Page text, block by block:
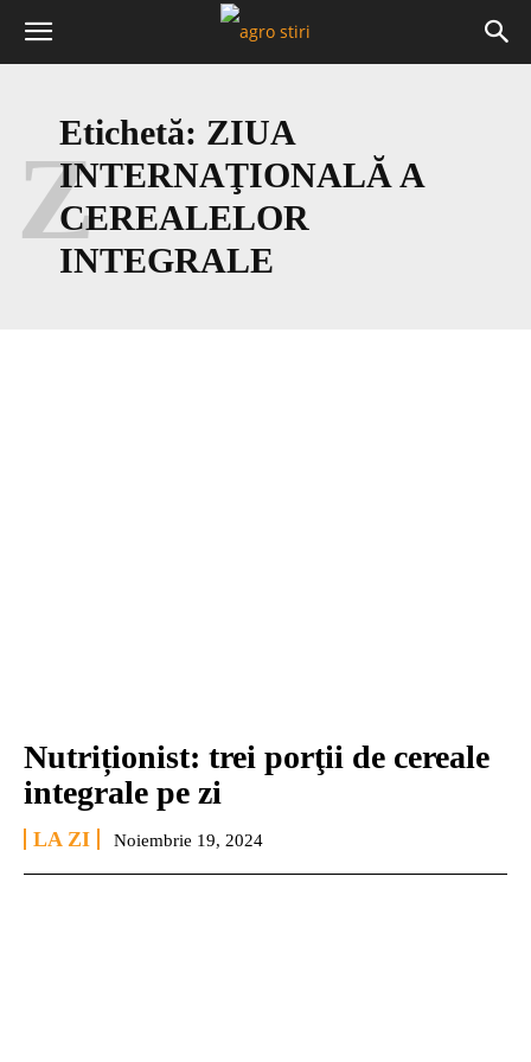
Etichetă: ZIUA
INTERNAŢIONALĂ A
CEREALELOR
INTEGRALE
Z
Nutriționist: trei porţii de cereale
integrale pe zi
LA ZI Noiembrie 19, 2024